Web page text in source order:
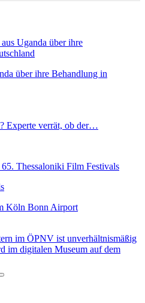
über ihre Behandlung in
Experte verrät, ob der…
Thessaloniki Film Festivals
Köln Bonn Airport
im ÖPNV ist unverhältnismäßig
im digitalen Museum auf dem